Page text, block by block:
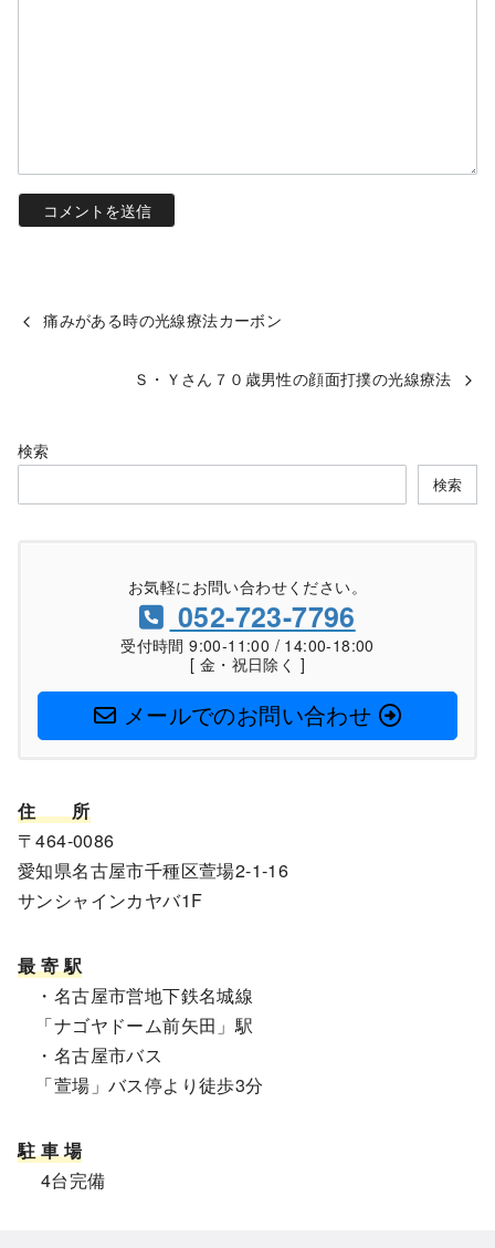
痛みがある時の光線療法カーボン
Ｓ・Ｙさん７０歳男性の顔面打撲の光線療法
検索
検索
お気軽にお問い合わせください。
052-723-7796
受付時間 9:00-11:00 / 14:00-18:00
[ 金・祝日除く ]
メールでのお問い合わせ
住
所
〒464-0086
愛知県名古屋市千種区萱場2-1-16
サンシャインカヤバ1F
最 寄 駅
・名古屋市営地下鉄名城線
「ナゴヤドーム前矢田」駅
・名古屋市バス
「萱場」バス停より徒歩3分
駐 車 場
4台完備